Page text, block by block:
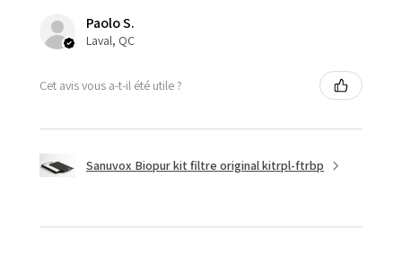
Paolo S.
Laval, QC
Cet avis vous a-t-il été utile ?
Sanuvox Biopur kit filtre original kitrpl-ftrbp